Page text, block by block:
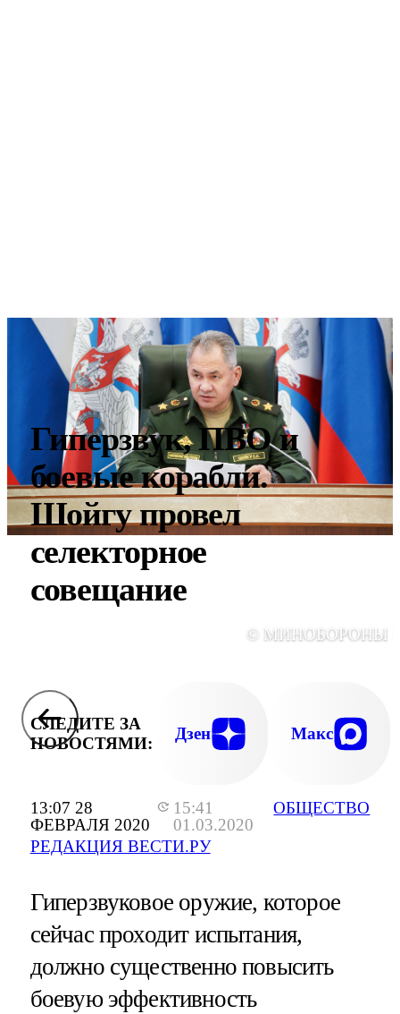
13:07 28
ФЕВРАЛЯ 2020
15:41
01.03.2020
РЕДАКЦИЯ ВЕСТИ.РУ
ОБЩЕСТВО
Гиперзвук, ПВО и
боевые корабли.
Шойгу провел
селекторное
совещание
© МИНОБОРОНЫ
СЛЕДИТЕ ЗА
НОВОСТЯМИ:
Дзен Макс
Гиперзвуковое оружие, которое
сейчас проходит испытания,
должно существенно повысить
боевую эффективность